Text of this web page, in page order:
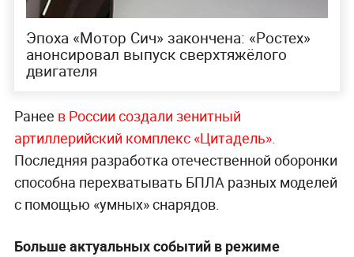
Эпоха «Мотор Сич» закончена: «Ростех»
анонсировал выпуск сверхтяжёлого
двигателя
Ранее в России создали зенитный
артиллерийский комплекс «Цитадель».
Последняя разработка отечественной оборонки
способна перехватывать БПЛА разных моделей
с помощью «умных» снарядов.
Больше актуальных событий в режиме